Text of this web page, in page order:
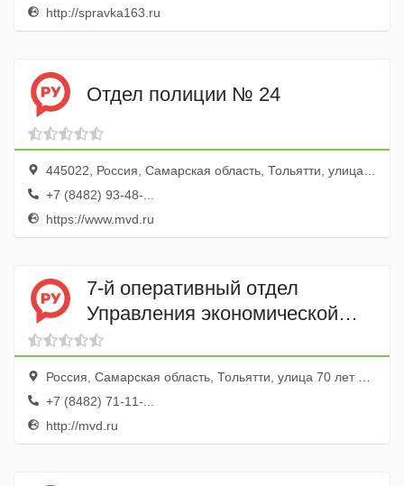
http://spravka163.ru
Отдел полиции № 24
445022, Россия, Самарская область, Тольятти, улица Чапаева, 64А
+7 (8482) 93-48-...
https://www.mvd.ru
7-й оперативный отдел
Управления экономической
безопасности и
противодействия коррупции ГУ
МВД России по Самарской
области
Россия, Самарская область, Тольятти, улица 70 лет Октября, 26
+7 (8482) 71-11-...
http://mvd.ru